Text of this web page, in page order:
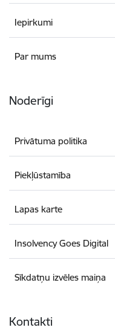
Iepirkumi
Par mums
Noderīgi
Privātuma politika
Piekļūstamība
Lapas karte
Insolvency Goes Digital
Sīkdatņu izvēles maiņa
Kontakti